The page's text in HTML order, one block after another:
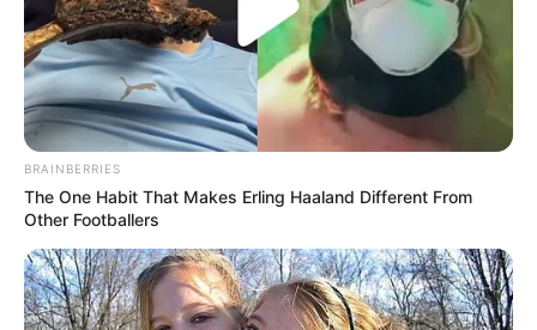
(foto: instagram/iqiyi_indonesia)
SINOPSIS THE GHOST DOCTOR
Drama ini menceritakan mengenai dua orang dokter dengan
karakter yang sangat berbeda namun kemudian mengalami
kejadian yang aneh berkaitan dengan roh mereka.
BRAINBERRIES
The One Habit That Makes Erling Haaland Different From
Other Footballers